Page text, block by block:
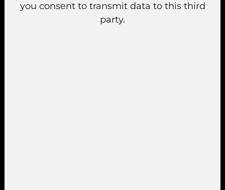
you consent to transmit data to this third
party.